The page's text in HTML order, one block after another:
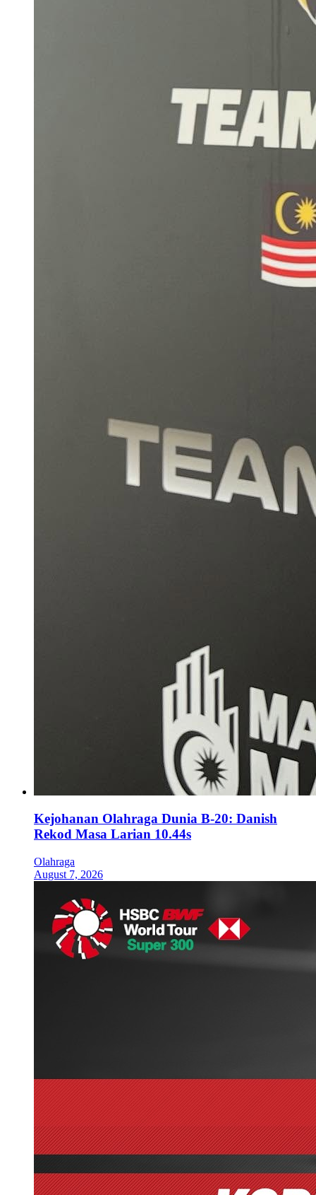
Kejohanan Olahraga Dunia B-20: Danish
Rekod Masa Larian 10.44s
Olahraga
August 7, 2026